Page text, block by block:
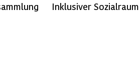
Inklusiver Sozialraum